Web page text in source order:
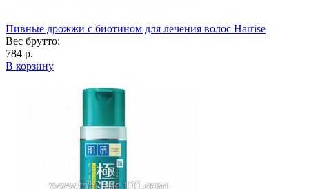
Пивные дрожжи с биотином для лечения волос Harrise
Вес брутто:
784 р.
В корзину